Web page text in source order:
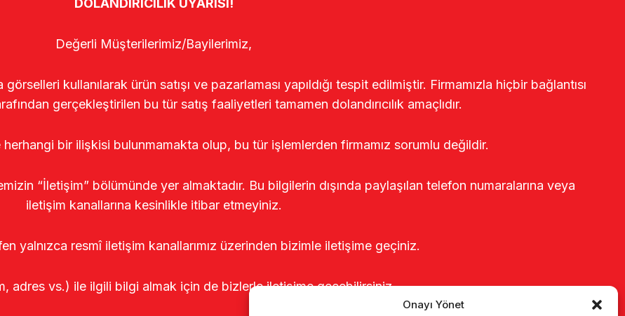
Onayı Yönet
Değerli Müşterilerimiz/Bayilerimiz,
kullanılarak ürün satışı ve pazarlaması yapıldığı tespit edilmiştir. Firmamızla hiçbir bağlantısı
gerçekleştirilen bu tür satış faaliyetleri tamamen dolandırıcılık amaçlıdır.
herhangi bir ilişkisi bulunmamakta olup, bu tür işlemlerden firmamız sorumlu değildir.
“İletişim” bölümünde yer almaktadır. Bu bilgilerin dışında paylaşılan telefon numaralarına veya
iletişim kanallarına kesinlikle itibar etmeyiniz.
yalnızca resmî iletişim kanallarımız üzerinden bizimle iletişime geçiniz.
adres vs.) ile ilgili bilgi almak için de bizlerle iletişime geçebilirsiniz.